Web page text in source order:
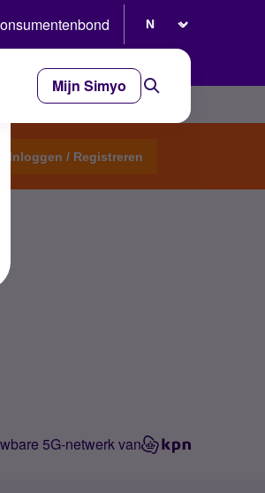
Mijn Simyo
Inloggen / Registreren
5G-netwerk van